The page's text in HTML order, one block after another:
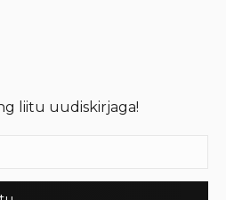
liitu uudiskirjaga!